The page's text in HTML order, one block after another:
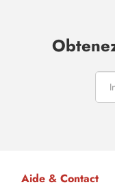
Aide & Contact